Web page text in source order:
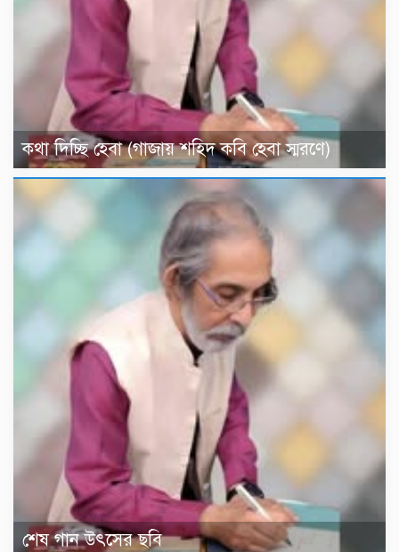
কথা দিচ্ছি হেবা (গাজায় শহিদ কবি হেবা স্মরণে)
শেষ গান উৎসের ছবি